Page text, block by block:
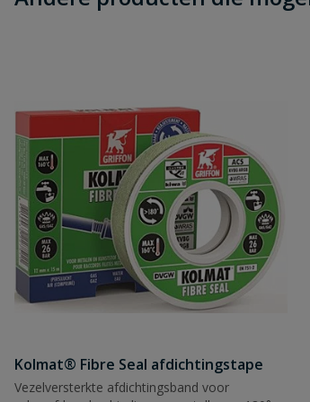
Kolmat® Fibre Seal afdichtingstape
Vezelversterkte afdichtingsband voor